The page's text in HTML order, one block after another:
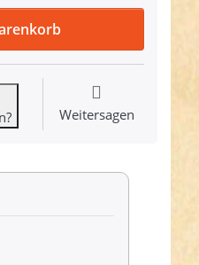
- Schwarz - 38mm Durchlass
Weitersagen